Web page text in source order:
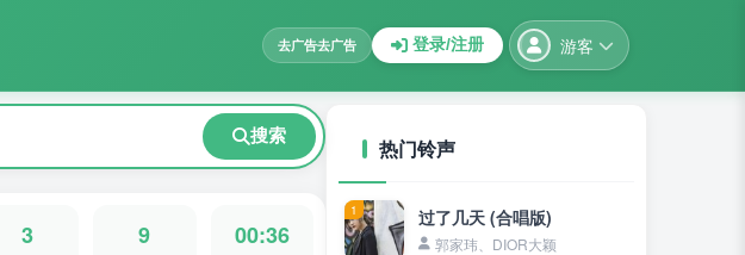
去广告去广告 登录/注册 游客
搜索
3 9 00:36
热门铃声
1 过了几天 (合唱版)
郭家玮、DIOR大颖